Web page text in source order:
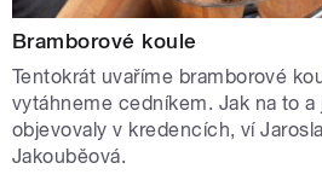
Bramborové koule
Tentokrát uvaříme bramborové
vytáhneme cedníkem. Jak na to
objevovaly v kredencích, ví
Jakouběová.